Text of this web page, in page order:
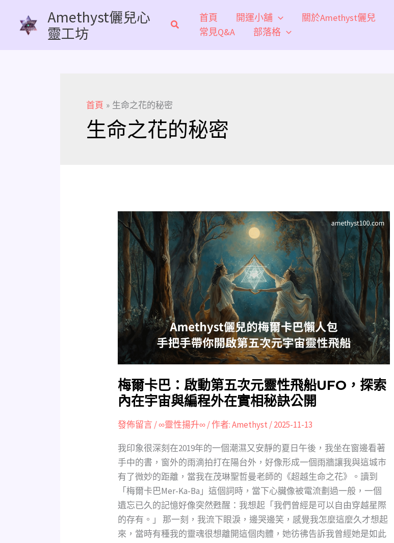
Amethyst儷兒心
靈工坊
首頁 開運小舖 關於Amethyst儷兒
常見Q&A
部落格
首頁 生命之花的秘密
生命之花的秘密
梅爾卡巴：啟動第五次元靈性飛船UFO，探索
內在宇宙與編程外在實相秘訣公開
發佈留言/∞靈性揚升∞/ 作者:Amethyst /2025-11-13
我印象很深刻在2019年的一個潮濕又安靜的夏日午後，我坐在窗邊看著
手中的書，窗外的雨滴拍打在陽台外，好像形成一個雨牆讓我與這城市
有了微妙的距離，當我在茂琳聖哲曼老師的《超越生命之花》。讀到
「梅爾卡巴Mer-Ka-Ba」這個詞時，當下心臟像被電流劃過一般，一個
遺忘已久的記憶好像突然甦醒：我想起「我們曾經是可以自由穿越星際
的存有。」 那一刻，我流下眼淚，邊哭邊笑，感覺我怎麼這麼久才想起
來，當時有種我的靈魂很想離開這個肉體，她彷彿告訴我曾經她是如此
梅
爾
卡
巴：
啟
動
第
五
次
靈
性
飛
船
UFO，
探
內
在
宇
宙
與
編
程